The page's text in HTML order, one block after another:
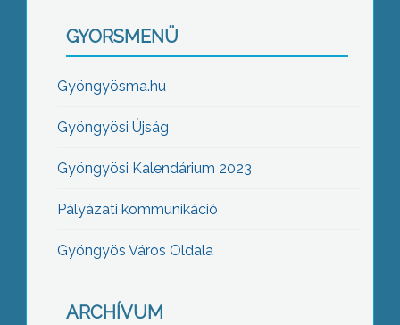
GYORSMENÜ
Gyöngyösma.hu
Gyöngyösi Újság
Gyöngyösi Kalendárium 2023
Pályázati kommunikáció
Gyöngyös Város Oldala
ARCHÍVUM